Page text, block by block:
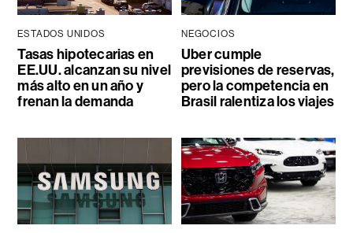
ESTADOS UNIDOS
Tasas hipotecarias en
EE.UU. alcanzan su nivel
más alto en un año y
frenan la demanda
NEGOCIOS
Uber cumple
previsiones de reservas,
pero la competencia en
Brasil ralentiza los viajes